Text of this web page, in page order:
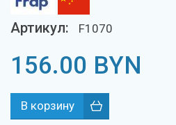
Артикул: F1070
156.00 BYN